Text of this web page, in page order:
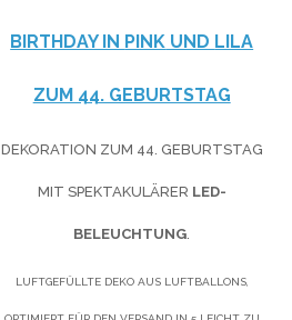
BIRTHDAY IN PINK UND LILA
ZUM 44. GEBURTSTAG
DEKORATION ZUM 44. GEBURTSTAG
MIT SPEKTAKULÄRER LED-
BELEUCHTUNG
LUFTGEFÜLLTE DEKO AUS LUFTBALLONS,